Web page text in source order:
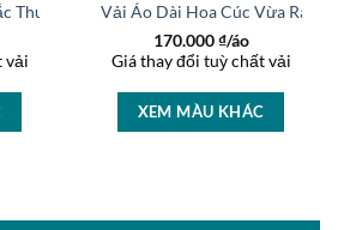
Thu Hút AD BT235-1
vải
Vải Áo Dài Hoa Cúc Vừa Ra
170.000₫/áo
Giá thay đổi tuỳ chất vải
XEM MÀU KHÁC